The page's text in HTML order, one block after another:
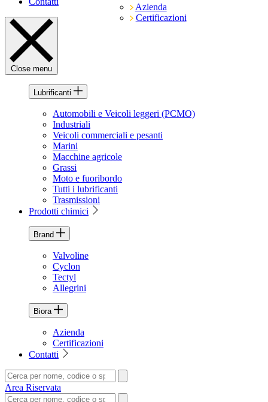
Azienda
Certificazioni
Close menu
Lubrificanti
Automobili e Veicoli leggeri (PCMO)
Industriali
Veicoli commerciali e pesanti
Marini
Macchine agricole
Grassi
Moto e fuoribordo
Tutti i lubrificanti
Trasmissioni
Prodotti chimici
Brand
Valvoline
Cyclon
Tectyl
Allegrini
Biora
Azienda
Certificazioni
Contatti
Area Riservata